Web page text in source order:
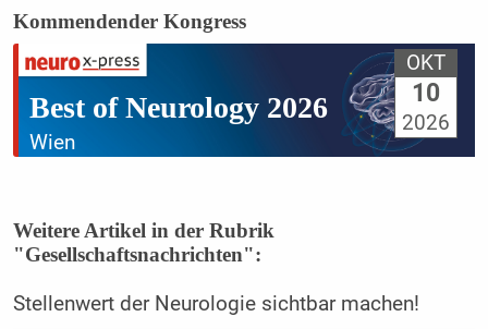
Kommendender Kongress
Best of Neurology 2026
Wien
OKT
10
2026
Weitere Artikel in der Rubrik
"Gesellschaftsnachrichten":
Stellenwert der Neurologie sichtbar machen!